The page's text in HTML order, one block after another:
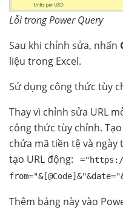
Lỗi trong Power Query
Sau khi chỉnh sửa, nhấn
liệu trong Excel.
Sử dụng công thức tùy
Thay vì chỉnh sửa URL
công thức tùy chỉnh.
chứa mã tiền tệ và
tạo URL động:
Thêm bảng này vào